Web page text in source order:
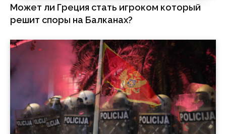
Может ли Греция стать игроком который
решит споры на Балканах?